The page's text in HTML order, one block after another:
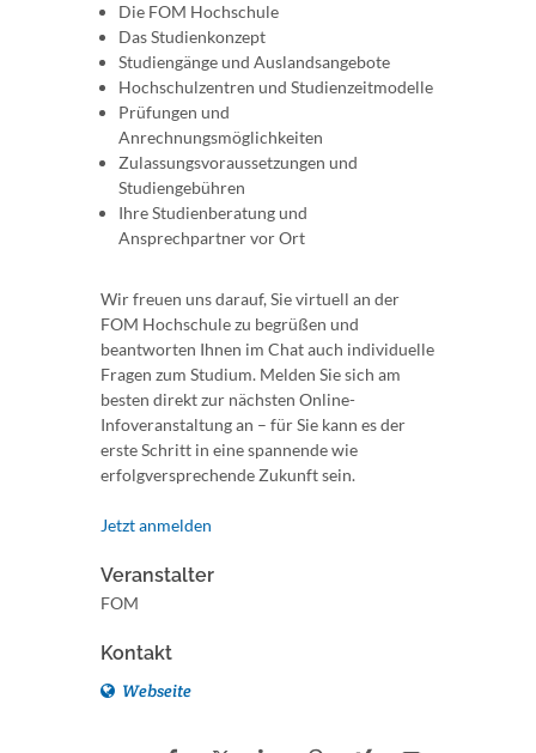
Die FOM Hochschule
Das Studienkonzept
Studiengänge und Auslandsangebote
Hochschulzentren und Studienzeitmodelle
Prüfungen und
Anrechnungsmöglichkeiten
Zulassungsvoraussetzungen und
Studiengebühren
Ihre Studienberatung und
Ansprechpartner vor Ort
Wir freuen uns darauf, Sie virtuell an der
FOM Hochschule zu begrüßen und
beantworten Ihnen im Chat auch individuelle
Fragen zum Studium. Melden Sie sich am
besten direkt zur nächsten Online-
Infoveranstaltung an – für Sie kann es der
erste Schritt in eine spannende wie
erfolgversprechende Zukunft sein.
Jetzt anmelden
Veranstalter
FOM
Kontakt
Webseite